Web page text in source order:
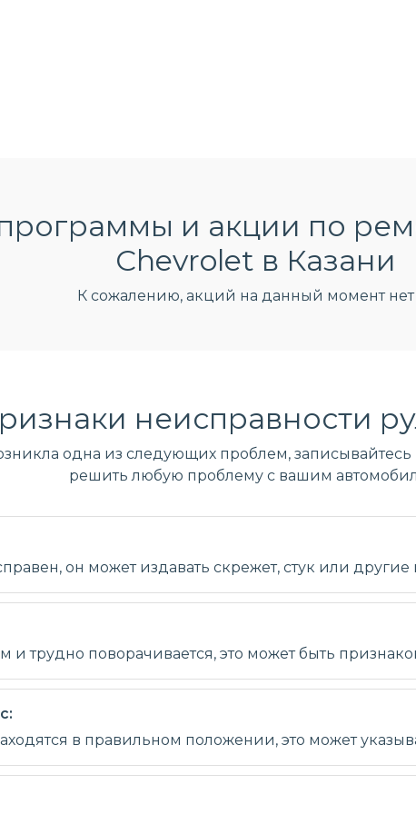
и акции по
Chevrolet в Казани
К сожалению, акций на данный момент нет
неисправности
одна из следующих проблем, записывайтесь
решить любую проблему с вашим
он может издавать скрежет, стук или
и трудно поворачивается, это может быть
в правильном положении, это может